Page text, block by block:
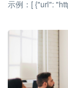
示例：[ {"url":